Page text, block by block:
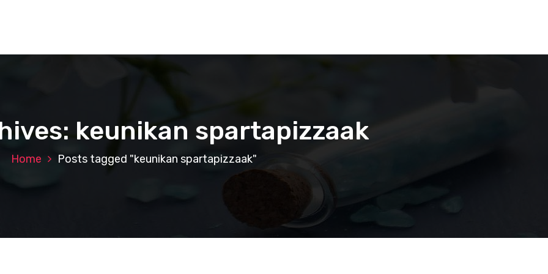
keunikan spartapizzaak
Home Posts tagged "keunikan spartapizzaak"